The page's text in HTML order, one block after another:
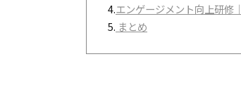
4.エンゲージメント向上研修
5. まとめ